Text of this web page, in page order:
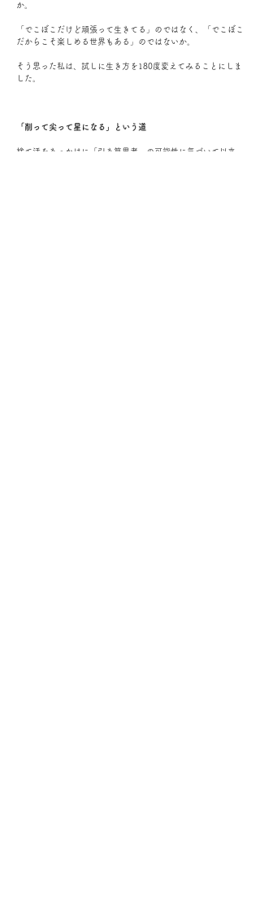
か。
「でこぼこだけど頑張って生きてる」のではなく、「でこぼこ
だからこそ楽しめる世界もある」のではないか。
そう思った私は、試しに生き方を180度変えてみることにしま
した。
「削って尖って星になる」という道
捨て活をきっかけに「引き算思考」の可能性に気づいて以来、